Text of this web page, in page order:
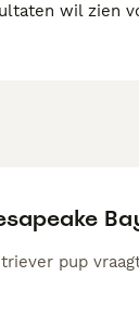
wil zien
pup